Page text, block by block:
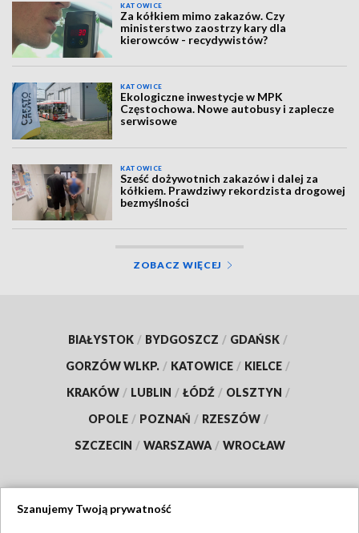
KATOWICE
Za kółkiem mimo zakazów. Czy
ministerstwo zaostrzy kary dla
kierowców - recydywistów?
KATOWICE
Ekologiczne inwestycje w MPK
Częstochowa. Nowe autobusy i zaplecze
serwisowe
KATOWICE
Sześć dożywotnich zakazów i dalej za
kółkiem. Prawdziwy rekordzista drogowej
bezmyślności
ZOBACZ WIĘCEJ
BIAŁYSTOK / BYDGOSZCZ / GDAŃSK /
GORZÓW WLKP. / KATOWICE / KIELCE /
KRAKÓW / LUBLIN / ŁÓDŹ / OLSZTYN /
OPOLE / POZNAŃ / RZESZÓW /
SZCZECIN / WARSZAWA / WROCŁAW
Szanujemy Twoją prywatność